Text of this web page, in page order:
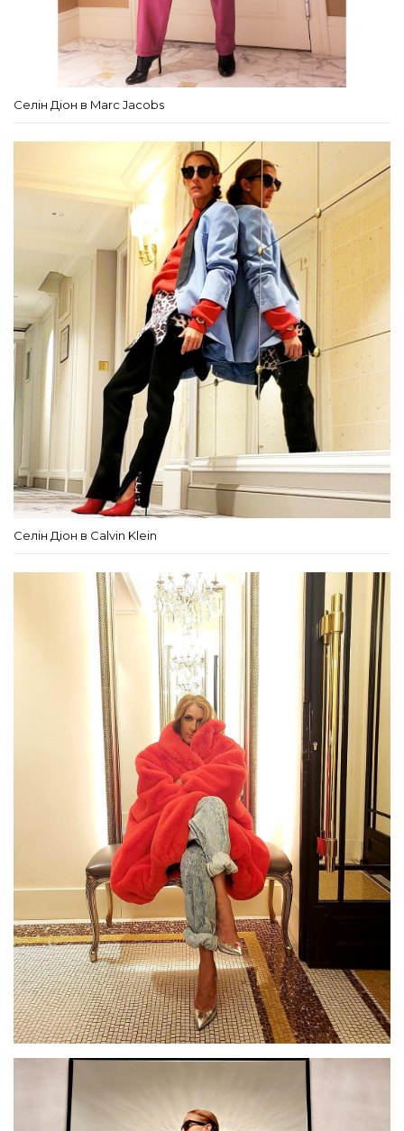
Селін Діон в Marc Jacobs
Селін Діон в Calvin Klein